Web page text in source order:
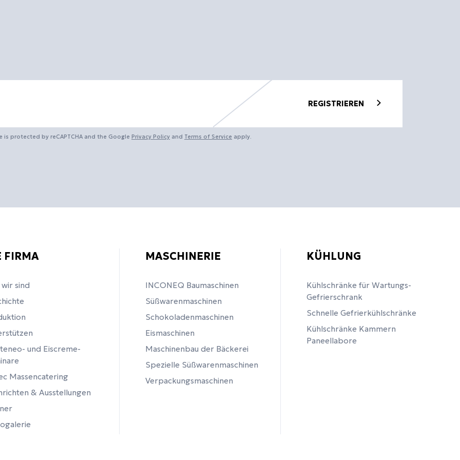
REGISTRIEREN
is protected by reCAPTCHA and the Google Privacy Policy and Terms of Service apply.
FIRMA
sind
und Eiscreme-
Massencatering
& Ausstellungen
MASCHINERIE
INCONEQ Baumaschinen
Süßwarenmaschinen
Schokoladenmaschinen
Eismaschinen
Maschinenbau der Bäckerei
Spezielle Süßwarenmaschinen
Verpackungsmaschinen
KÜHLUNG
Kühlschränke für Wartungs-
Gefrierschrank
Schnelle Gefrierkühlschränke
Kühlschränke Kammern
Paneellabore